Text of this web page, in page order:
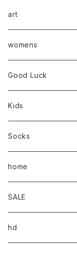
art
womens
Good Luck
Kids
Socks
home
SALE
hd